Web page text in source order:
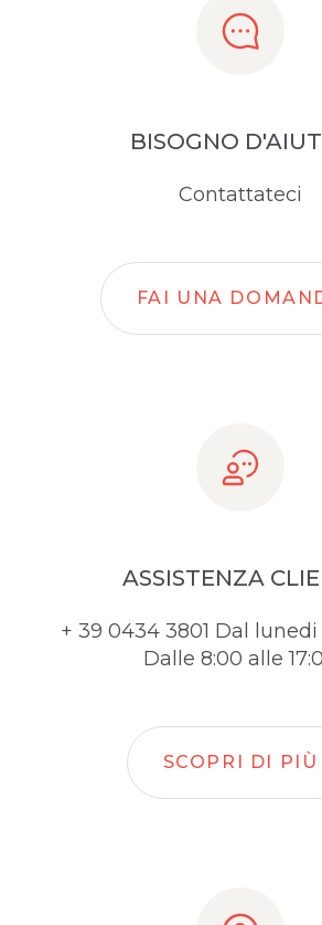
BISOGNO
Contattateci
FAI UNA
ASSISTENZA
+ 39 0434 3801 Dal
Dalle 8:00 alle
SCOPRI DI PIÙ